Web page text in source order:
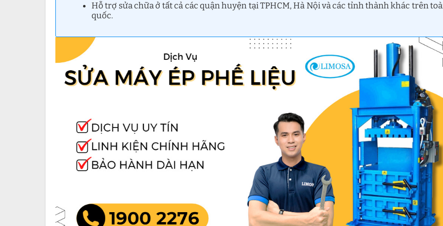
Hỗ trợ sửa chữa ở tất cả các quận huyện tại TPHCM, Hà Nội và các tỉnh thành khác trên
quốc.